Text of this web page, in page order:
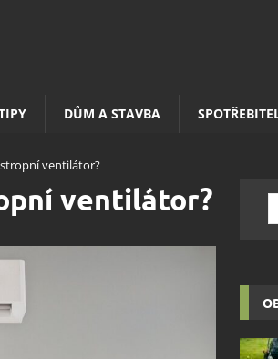
DŮM A STAVBA
ventilátor?
ventilátor?